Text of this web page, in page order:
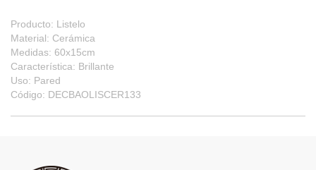
Producto: Listelo
Material: Cerámica
Medidas: 60x15cm
Característica: Brillante
Uso: Pared
Código: DECBAOLISCER133